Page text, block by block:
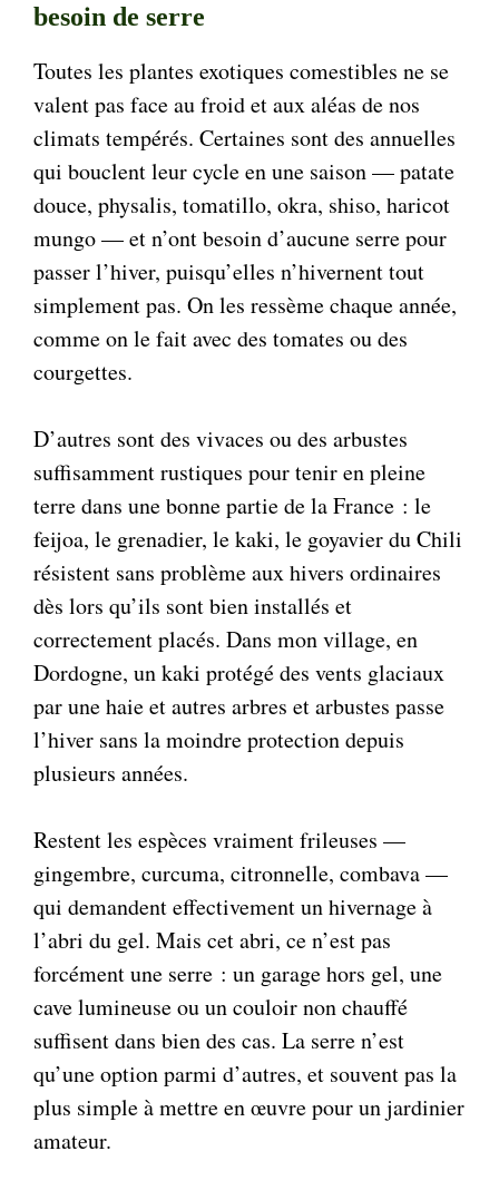
besoin de serre
Toutes les plantes exotiques comestibles ne se
valent pas face au froid et aux aléas de nos
climats tempérés. Certaines sont des annuelles
qui bouclent leur cycle en une saison — patate
douce, physalis, tomatillo, okra, shiso, haricot
mungo — et n’ont besoin d’aucune serre pour
passer l’hiver, puisqu’elles n’hivernent tout
simplement pas. On les ressème chaque année,
comme on le fait avec des tomates ou des
courgettes.
D’autres sont des vivaces ou des arbustes
suffisamment rustiques pour tenir en pleine
terre dans une bonne partie de la France : le
feijoa, le grenadier, le kaki, le goyavier du Chili
résistent sans problème aux hivers ordinaires
dès lors qu’ils sont bien installés et
correctement placés. Dans mon village, en
Dordogne, un kaki protégé des vents glaciaux
par une haie et autres arbres et arbustes passe
l’hiver sans la moindre protection depuis
plusieurs années.
Restent les espèces vraiment frileuses —
gingembre, curcuma, citronnelle, combava —
qui demandent effectivement un hivernage à
l’abri du gel. Mais cet abri, ce n’est pas
forcément une serre : un garage hors gel, une
cave lumineuse ou un couloir non chauffé
suffisent dans bien des cas. La serre n’est
qu’une option parmi d’autres, et souvent pas la
plus simple à mettre en œuvre pour un jardinier
amateur.